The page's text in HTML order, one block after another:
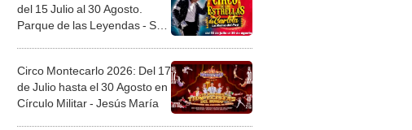
del 15 Julio al 30 Agosto.
Parque de las Leyendas - San
Circo Montecarlo 2026: Del 17
de Julio hasta el 30 Agosto en
Círculo Militar - Jesús María